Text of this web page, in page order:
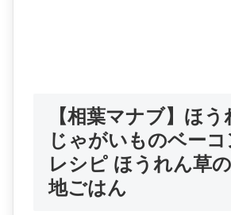
【相葉マナブ】ほう
じゃがいものベー
レシピ ほうれん草
地ごはん